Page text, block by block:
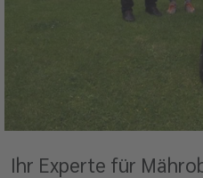
Ihr Experte für